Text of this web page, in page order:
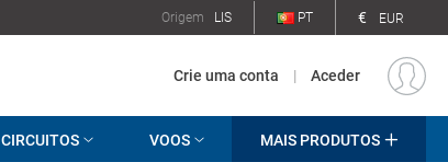
Origem LIS PT € EUR
Crie uma conta | Aceder
CIRCUITOS VOOS MAIS PRODUTOS